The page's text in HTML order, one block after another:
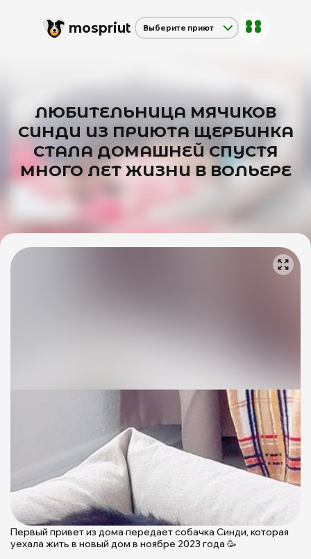
mospriut Выберите приют
Щербинка
ЛЮБИТЕЛЬНИЦА МЯЧИКОВ
СИНДИ ИЗ ПРИЮТА ЩЕРБИНКА
СТАЛА ДОМАШНЕЙ СПУСТЯ
МНОГО ЛЕТ ЖИЗНИ В ВОЛЬЕРЕ
Первый привет из дома передает собачка Синди, которая
уехала жить в новый дом в ноябре 2023 года 🥳